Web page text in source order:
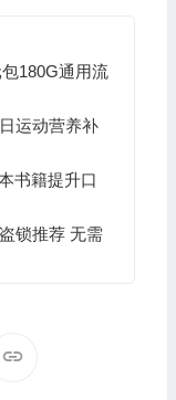
180G通用流
运动营养补
书籍提升口
锁推荐 无需